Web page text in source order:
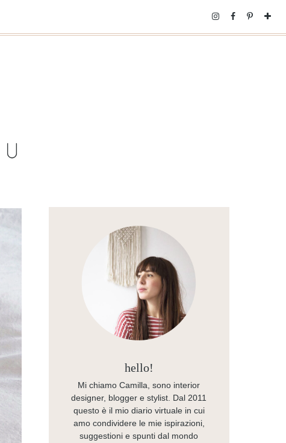
hello!
Mi chiamo Camilla, sono interior
designer, blogger e stylist. Dal 2011
questo è il mio diario virtuale in cui
amo condividere le mie ispirazioni,
suggestioni e spunti dal mondo